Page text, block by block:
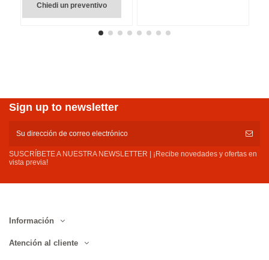
Chiedi un preventivo
Sign up to newsletter
SUSCRÍBETE A NUESTRA NEWSLETTER | ¡Recibe novedades y ofertas en
vista previa!
Información
Atención al cliente